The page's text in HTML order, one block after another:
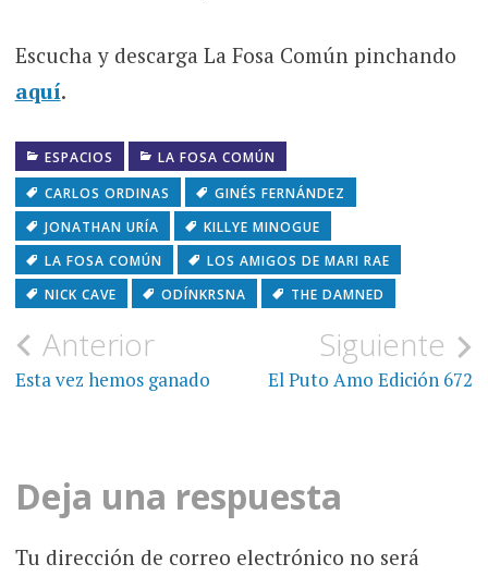
Escucha y descarga La Fosa Común pinchando
aquí.
ESPACIOS
LA FOSA COMÚN
CARLOS ORDINAS
GINÉS FERNÁNDEZ
JONATHAN URÍA
KILLYE MINOGUE
LA FOSA COMÚN
LOS AMIGOS DE MARI RAE
NICK CAVE
ODÍNKRSNA THE DAMNED
Navegación
de
Anterior
Esta vez hemos ganado
Siguiente
El Puto Amo Edición 672
Deja una respuesta
Tu dirección de correo electrónico no será